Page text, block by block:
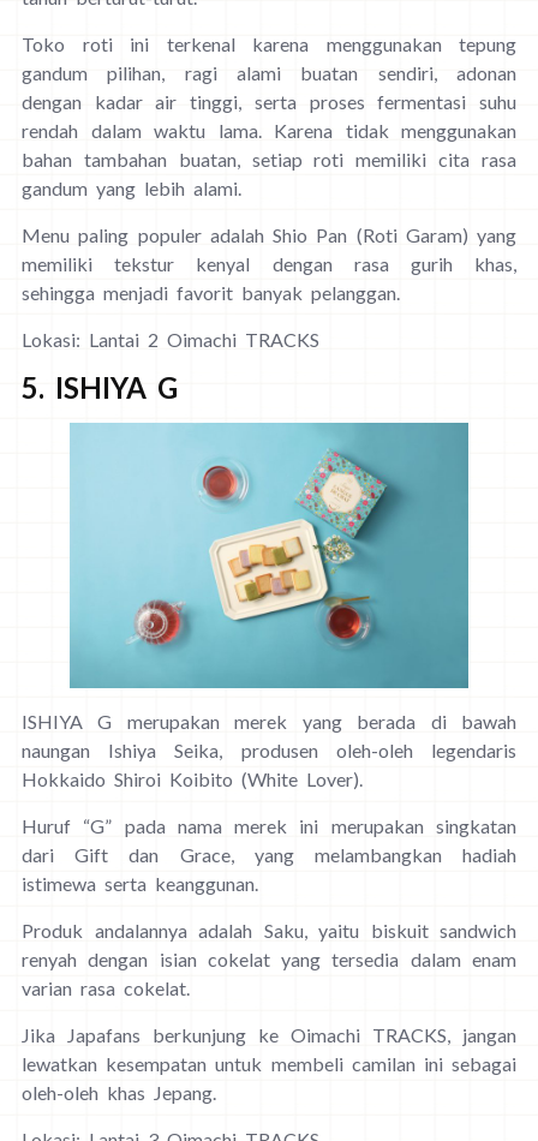
Toko roti ini terkenal karena menggunakan tepung
gandum pilihan, ragi alami buatan sendiri, adonan
dengan kadar air tinggi, serta proses fermentasi suhu
rendah dalam waktu lama. Karena tidak menggunakan
bahan tambahan buatan, setiap roti memiliki cita rasa
gandum yang lebih alami.
Menu paling populer adalah Shio Pan (Roti Garam) yang
memiliki tekstur kenyal dengan rasa gurih khas,
sehingga menjadi favorit banyak pelanggan.
Lokasi: Lantai 2 Oimachi TRACKS
5. ISHIYA G
ISHIYA G merupakan merek yang berada di bawah
naungan Ishiya Seika, produsen oleh-oleh legendaris
Hokkaido Shiroi Koibito (White Lover).
Huruf “G” pada nama merek ini merupakan singkatan
dari Gift dan Grace, yang melambangkan hadiah
istimewa serta keanggunan.
Produk andalannya adalah Saku, yaitu biskuit sandwich
renyah dengan isian cokelat yang tersedia dalam enam
varian rasa cokelat.
Jika Japafans berkunjung ke Oimachi TRACKS, jangan
lewatkan kesempatan untuk membeli camilan ini sebagai
oleh-oleh khas Jepang.